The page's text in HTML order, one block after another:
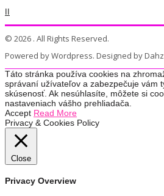
II
© 2026 . All Rights Reserved.
Powered by Wordpress. Designed by Dahz
Táto stránka používa cookies na
správaní užívateľov a zabezpečuje vám
skúsenosť. Ak nesúhlasíte, môžete si
nastaveniach vášho prehliadača.
Accept Read More
Privacy & Cookies Policy
Close
Privacy Overview